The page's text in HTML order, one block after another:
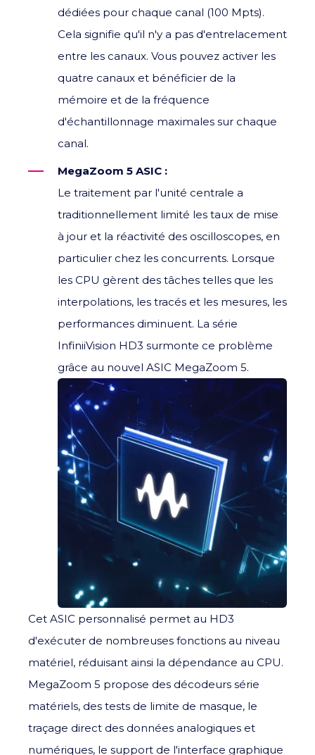
dédiées pour chaque canal (100 Mpts).
Cela signifie qu'il n'y a pas d'entrelacement
entre les canaux. Vous pouvez activer les
quatre canaux et bénéficier de la
mémoire et de la fréquence
d'échantillonnage maximales sur chaque
canal.
MegaZoom 5 ASIC :
Le traitement par l'unité centrale a
traditionnellement limité les taux de mise
à jour et la réactivité des oscilloscopes, en
particulier chez les concurrents. Lorsque
les CPU gèrent des tâches telles que les
interpolations, les tracés et les mesures, les
performances diminuent. La série
InfiniiVision HD3 surmonte ce problème
grâce au nouvel ASIC MegaZoom 5.
Cet ASIC personnalisé permet au HD3
d'exécuter de nombreuses fonctions au niveau
matériel, réduisant ainsi la dépendance au CPU.
MegaZoom 5 propose des décodeurs série
matériels, des tests de limite de masque, le
traçage direct des données analogiques et
numériques, le support de l'interface graphique